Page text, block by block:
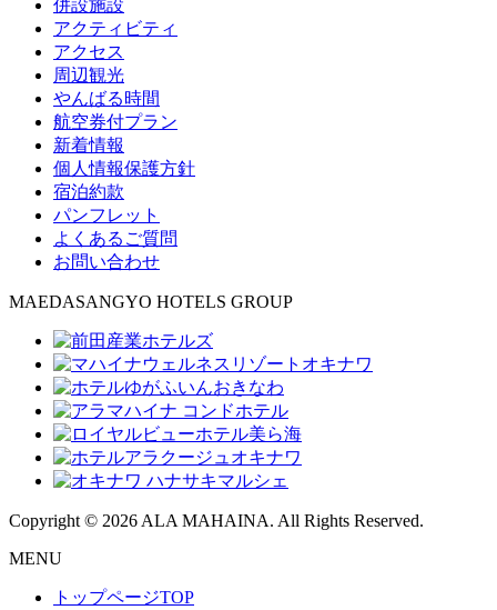
併設施設
アクティビティ
アクセス
周辺観光
やんばる時間
航空券付プラン
新着情報
個人情報保護方針
宿泊約款
パンフレット
よくあるご質問
お問い合わせ
MAEDASANGYO HOTELS GROUP
Copyright © 2026 ALA MAHAINA. All Rights Reserved.
MENU
トップページTOP